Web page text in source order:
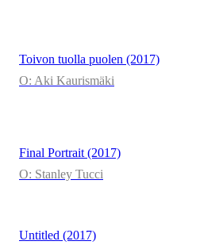
Toivon tuolla puolen (2017)
O: Aki Kaurismäki
Final Portrait (2017)
O: Stanley Tucci
Untitled (2017)